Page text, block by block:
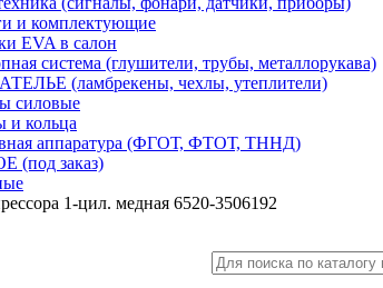
и комплектующие
EVA в салон
система (глушители, трубы, металлорукава)
(ламбрекены, чехлы, утеплители)
силовые
кольца
аппаратура (ФГОТ, ФТОТ, ТННД)
(под заказ)
1-цил. медная 6520-3506192